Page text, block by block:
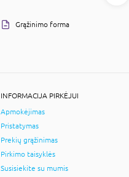
Grąžinimo forma
INFORMACIJA PIRKĖJUI
Apmokėjimas
Pristatymas
Prekių grąžinimas
Pirkimo taisyklės
Susisiekite su mumis